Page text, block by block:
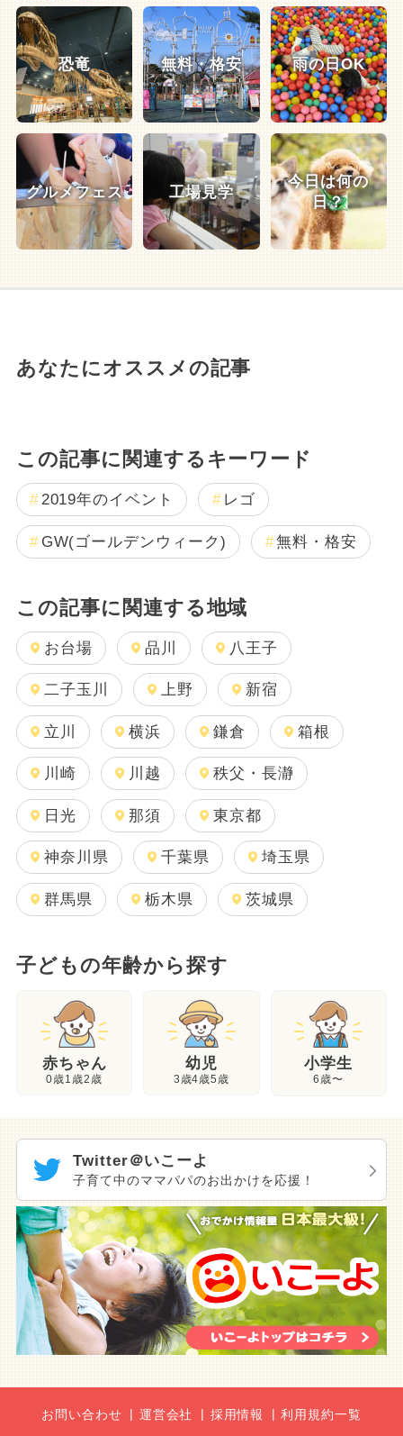
恐竜 無料・格安 雨の日OK
グルメフェス 工場見学
今日は何の
日？
あなたにオススメの記事
この記事に関連するキーワード
2019年のイベント レゴ
GW(ゴールデンウィーク) 無料・格安
この記事に関連する地域
お台場 品川 八王子
二子玉川 上野 新宿
立川 横浜 鎌倉 箱根
川崎 川越 秩父・長瀞
日光 那須 東京都
神奈川県 千葉県 埼玉県
群馬県 栃木県 茨城県
子どもの年齢から探す
赤ちゃん
0歳1歳2歳
幼児
3歳4歳5歳
小学生
6歳〜
Twitter＠いこーよ
子育て中のママパパのお出かけを応援！
お問い合わせ 運営会社 採用情報 利用規約一覧